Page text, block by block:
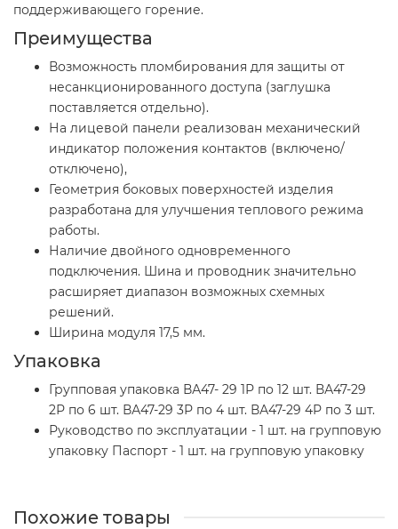
поддерживающего горение.
Преимущества
Возможность пломбирования для защиты от
несанкционированного доступа (заглушка
поставляется отдельно).
На лицевой панели реализован механический
индикатор положения контактов (включено/
отключено),
Геометрия боковых поверхностей изделия
разработана для улучшения теплового режима
работы.
Наличие двойного одновременного
подключения. Шина и проводник значительно
расширяет диапазон возможных схемных
решений.
Ширина модуля 17,5 мм.
Упаковка
Групповая упаковка ВА47- 29 1Р по 12 шт. ВА47-29
2Р по 6 шт. ВА47-29 3Р по 4 шт. ВА47-29 4Р по 3 шт.
Руководство по эксплуатации - 1 шт. на групповую
упаковку Паспорт - 1 шт. на групповую упаковку
Похожие товары